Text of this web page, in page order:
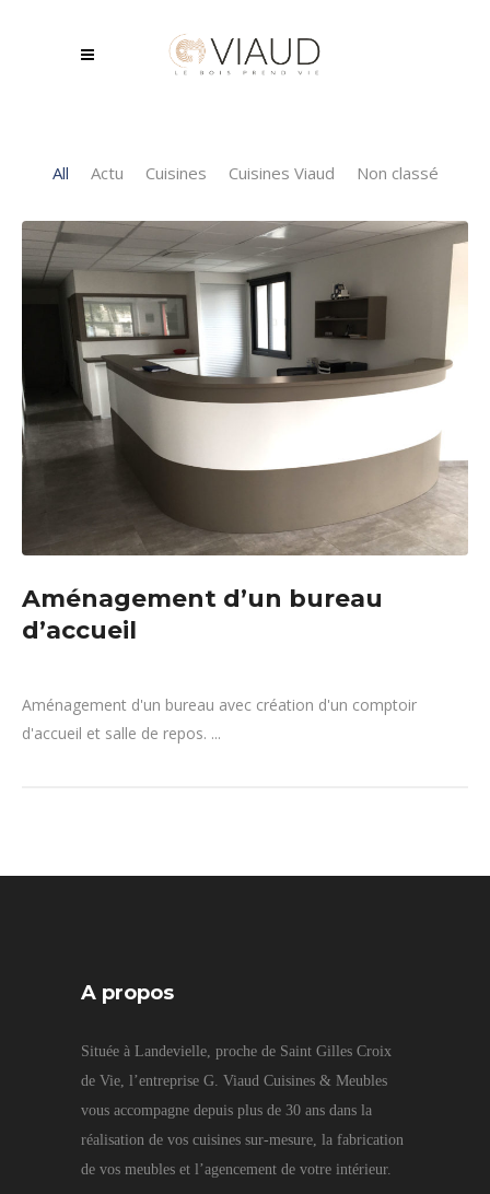
All Actu Cuisines Cuisines Viaud Non classé
Aménagement d’un bureau
d’accueil
Aménagement d'un bureau avec création d'un comptoir
d'accueil et salle de repos. ...
A propos
Située à Landevielle, proche de Saint Gilles Croix
de Vie, l’entreprise G. Viaud Cuisines & Meubles
vous accompagne depuis plus de 30 ans dans la
réalisation de vos cuisines sur-mesure, la fabrication
de vos meubles et l’agencement de votre intérieur.